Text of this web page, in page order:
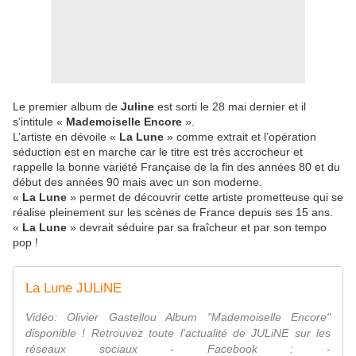
Le premier album de Juline est sorti le 28 mai dernier et il
s’intitule « Mademoiselle Encore ».
L’artiste en dévoile « La Lune » comme extrait et l’opération
séduction est en marche car le titre est très accrocheur et
rappelle la bonne variété Française de la fin des années 80 et du
début des années 90 mais avec un son moderne.
« La Lune » permet de découvrir cette artiste prometteuse qui se
réalise pleinement sur les scènes de France depuis ses 15 ans.
« La Lune » devrait séduire par sa fraîcheur et par son tempo
pop !
La Lune JULiNE
Vidéo: Olivier Gastellou Album "Mademoiselle Encore"
disponible ! Retrouvez toute l'actualité de JULiNE sur les
réseaux sociaux - Facebook : -